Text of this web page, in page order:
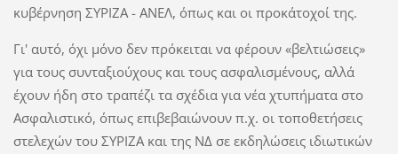
κυβέρνηση ΣΥΡΙΖΑ - ΑΝΕΛ, όπως και οι προκάτοχοί της.
Γι' αυτό, όχι μόνο δεν πρόκειται να φέρουν «βελτιώσεις»
για τους συνταξιούχους και τους ασφαλισμένους, αλλά
έχουν ήδη στο τραπέζι τα σχέδια για νέα χτυπήματα στο
Ασφαλιστικό, όπως επιβεβαιώνουν π.χ. οι τοποθετήσεις
στελεχών του ΣΥΡΙΖΑ και της ΝΔ σε εκδηλώσεις ιδιωτικών